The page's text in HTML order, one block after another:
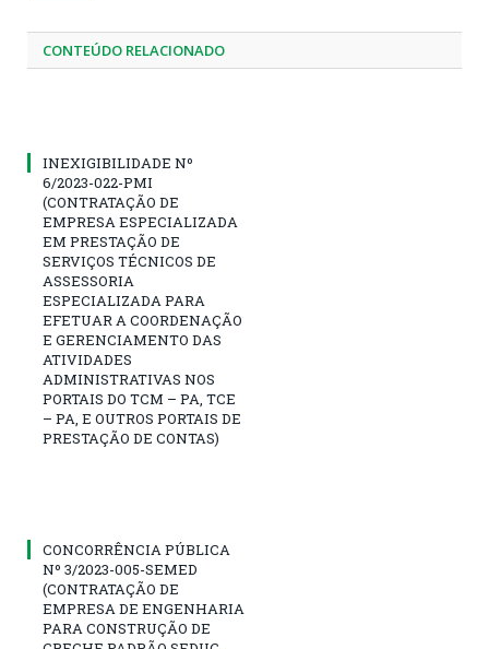
CONTEÚDO RELACIONADO
INEXIGIBILIDADE Nº
6/2023-022-PMI
(CONTRATAÇÃO DE
EMPRESA ESPECIALIZADA
EM PRESTAÇÃO DE
SERVIÇOS TÉCNICOS DE
ASSESSORIA
ESPECIALIZADA PARA
EFETUAR A COORDENAÇÃO
E GERENCIAMENTO DAS
ATIVIDADES
ADMINISTRATIVAS NOS
PORTAIS DO TCM – PA, TCE
– PA, E OUTROS PORTAIS DE
PRESTAÇÃO DE CONTAS)
CONCORRÊNCIA PÚBLICA
Nº 3/2023-005-SEMED
(CONTRATAÇÃO DE
EMPRESA DE ENGENHARIA
PARA CONSTRUÇÃO DE